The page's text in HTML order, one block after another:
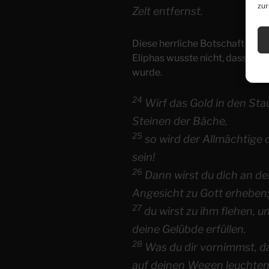
Zelt entfernst.
Diese herrliche Botschaft der
Eliphas wusste nicht, dass sie
wurde.
24 Wirf das Gold in den
Steinen der Bäche,
25 so wird der Allmächtige
sein!
26 Dann wirst du dich an
Angesicht zu Gott erheben;
27 du wirst zu ihm flehen,
deine Gelübde erfüllen.
28 Was du dir vornimmst,
auf deinen Wegen